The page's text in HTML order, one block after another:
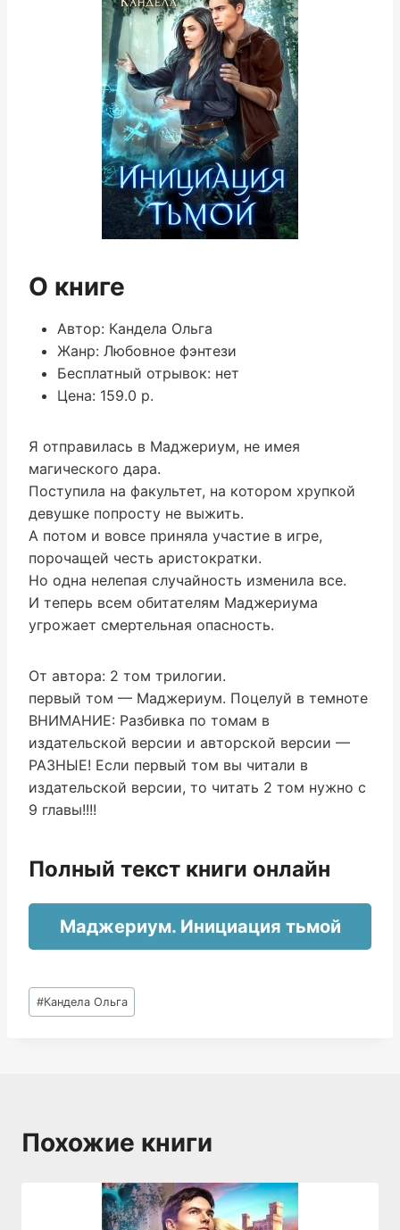
О книге
Автор: Кандела Ольга
Жанр: Любовное фэнтези
Бесплатный отрывок: нет
Цена: 159.0 р.
Я отправилась в Маджериум, не имея
магического дара.
Поступила на факультет, на котором хрупкой
девушке попросту не выжить.
А потом и вовсе приняла участие в игре,
порочащей честь аристократки.
Но одна нелепая случайность изменила все.
И теперь всем обитателям Маджериума
угрожает смертельная опасность.
От автора: 2 том трилогии.
первый том — Маджериум. Поцелуй в темноте
ВНИМАНИЕ: Разбивка по томам в
издательской версии и авторской версии —
РАЗНЫЕ! Если первый том вы читали в
издательской версии, то читать 2 том нужно с
9 главы!!!!
Полный текст книги онлайн
Маджериум. Инициация тьмой
Метки
записи:
#Кандела Ольга
Похожие книги